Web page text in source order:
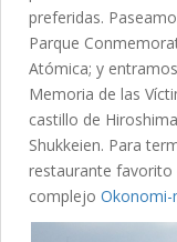
preferidas.
Parque
Atómica; y
Memoria de las
castillo de
Shukkeien. Para
restaurante favorito
complejo Okonomi-